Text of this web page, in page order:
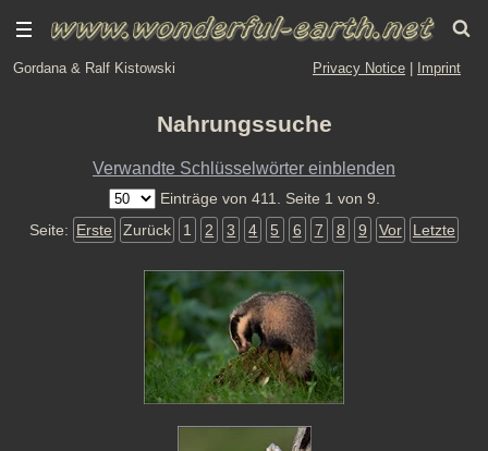
Gordana & Ralf Kistowski Privacy Notice Imprint
Nahrungssuche
Verwandte Schlüsselwörter einblenden
Einträge von 411. Seite 1 von 9.
Seite: Erste Zurück 1 2 3 4 5 6 7 8 9 Vor Letzte